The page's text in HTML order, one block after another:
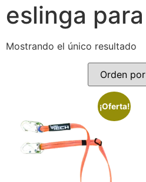
eslinga
Mostrando el único resultado
¡Oferta!